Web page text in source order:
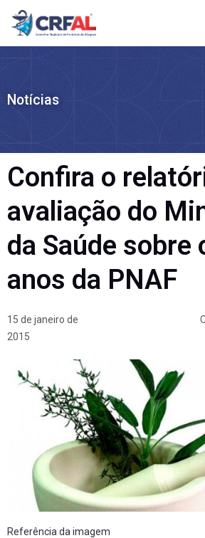
Ir
para
Notícias
Confira o
avaliação do
da Saúde sobre
anos da PNAF
15 de janeiro de
2015
Referência da imagem